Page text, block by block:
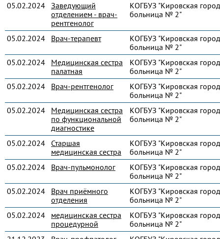
05.02.2024 Заведующий
отделением - врач-
рентгенолог
КОГБУЗ "Кировская
больница № 2"
05.02.2024 Врач-терапевт
КОГБУЗ "Кировская
больница № 2"
05.02.2024
Медицинская сестра
палатная
КОГБУЗ "Кировская
больница № 2"
05.02.2024
Врач-рентгенолог
КОГБУЗ "Кировская
больница № 2"
05.02.2024
Медицинская сестра
по функциональной
диагностике
КОГБУЗ "Кировская
больница № 2"
05.02.2024
Старшая
медицинская сестра
КОГБУЗ "Кировская
больница № 2"
05.02.2024
Врач-пульмонолог
КОГБУЗ "Кировская
больница № 2"
05.02.2024
Врач приёмного
отделения
КОГБУЗ "Кировская
больница № 2"
05.02.2024
медицинская сестра
процедурной
КОГБУЗ "Кировская
больница № 2"